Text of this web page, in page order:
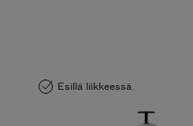
Esillä liikkeessä